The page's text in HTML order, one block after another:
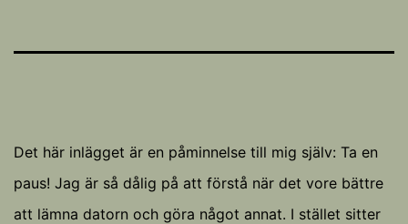
Det här inlägget är en påminnelse till mig själv: Ta en
paus! Jag är så dålig på att förstå när det vore bättre
att lämna datorn och göra något annat. I stället sitter